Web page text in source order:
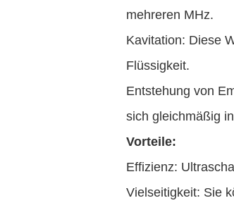
mehreren MHz.
Kavitation: Diese
Flüssigkeit.
Entstehung von
sich gleichmäßig
Vorteile:
Effizienz:
Vielseitigkeit: Sie